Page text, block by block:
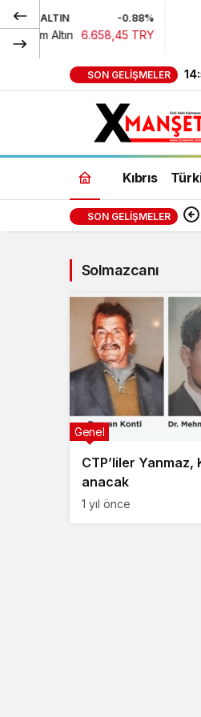
GR. ALTIN -0.88%
Gram Altın 6.658,45 TRY
SON GELIŞMELER
Kıbrıs
SON GELIŞMELER
Solmazcanı
CTP’liler Yanmaz,
anacak
Genel
1 yıl önce